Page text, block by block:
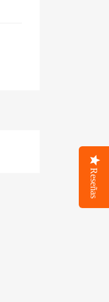
Reseñas